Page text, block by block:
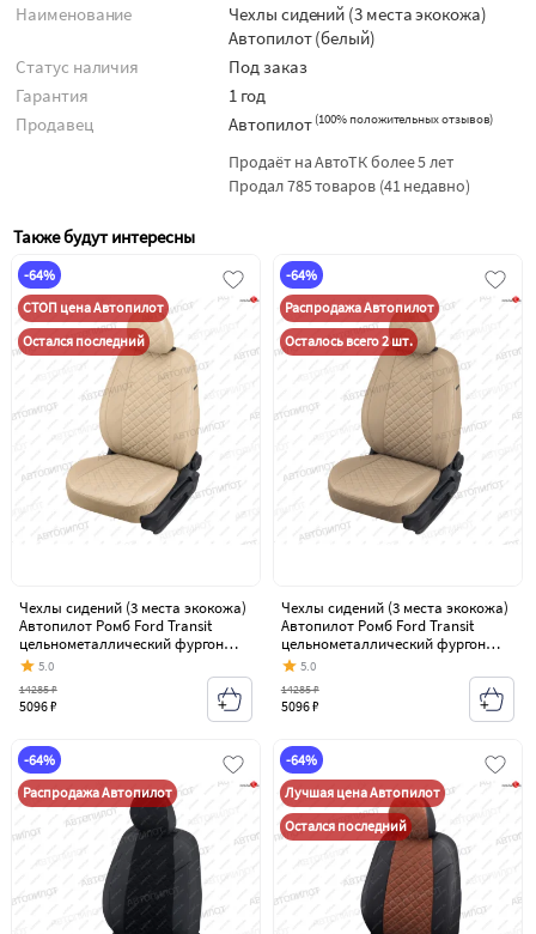
Наименование
Чехлы сидений (3 места экокожа)
Автопилот (белый)
Статус наличия
Под заказ
Гарантия
1 год
Продавец
Автопилот (100% положительных отзывов)
Продаёт на АвтоТК более 5 лет
Продал 785 товаров (41 недавно)
Также будут интересны
-64%
СТОП цена Автопилот
Остался последний
Чехлы сидений (3 места экокожа)
Автопилот Ромб Ford Transit
цельнометаллический фургон
(2006-2014)
5.0
5096 ₽
14285 ₽
-64%
Распродажа Автопилот
Осталось всего 2 шт.
Чехлы сидений (3 места экокожа)
Автопилот Ромб Ford Transit
цельнометаллический фургон
(2006-2014)
5.0
5096 ₽
14285 ₽
-64%
Распродажа Автопилот
-64%
Лучшая цена Автопилот
Остался последний